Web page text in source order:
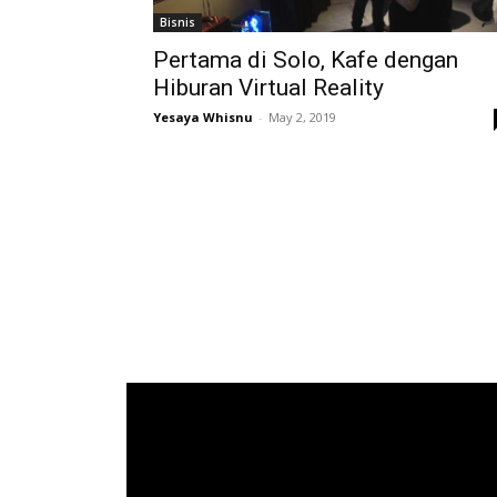
Bisnis
Pertama di Solo, Kafe dengan
Hiburan Virtual Reality
Yesaya Whisnu - May 2, 2019